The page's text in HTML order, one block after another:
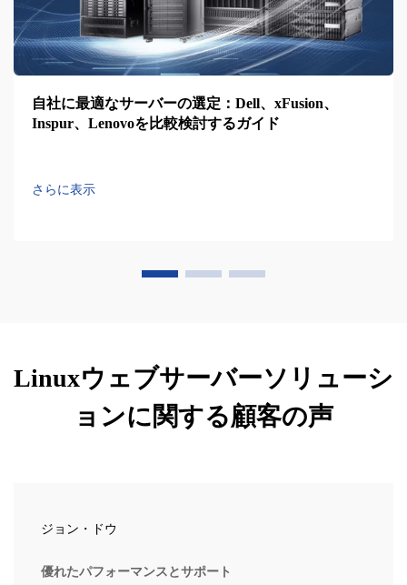
自社に最適なサーバーの選定：Dell、xFusion、
Inspur、Lenovoを比較検討するガイド
さらに表示
Linuxウェブサーバーソリューシ
ョンに関する顧客の声
ジョン・ドウ
優れたパフォーマンスとサポート